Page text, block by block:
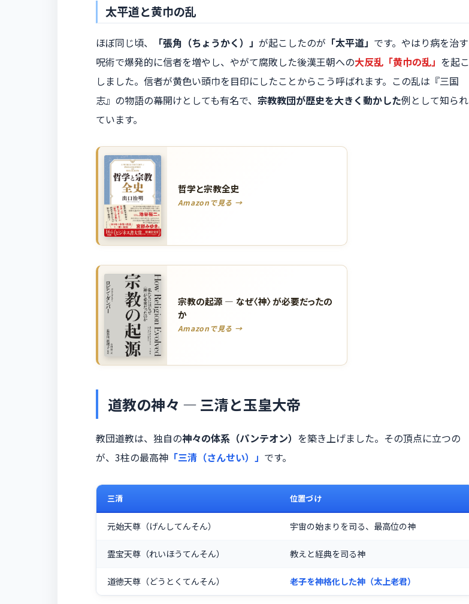
太平道と黄巾の乱
ほぼ同じ頃、 「張角（ちょうかく）」 が起こしたのが 「太平道」 です。やはり病を治す
呪術で爆発的に信者を増やし、やがて腐敗した後漢王朝への大反乱「黄巾の乱」 を起こ
しました。信者が黄色い頭巾を目印にしたことからこう呼ばれます。この乱は『三国
志』の物語の幕開けとしても有名で、 宗教教団が歴史を大きく動かした例として知られ
ています。
哲学と宗教全史
Amazonで見る →
宗教の起源 ― なぜ〈神〉が必要だったの
か
Amazonで見る →
道教の神々 ― 三清と玉皇大帝
教団道教は、独自の神々の体系（パンテオン） を築き上げました。その頂点に立つの
が、3柱の最高神 「三清（さんせい）」 です。
三清 位置づけ
元始天尊（げんしてんそん） 宇宙の始まりを司る、最高位の神
霊宝天尊（れいほうてんそん） 教えと経典を司る神
道徳天尊（どうとくてんそん） 老子を神格化した神（太上老君）